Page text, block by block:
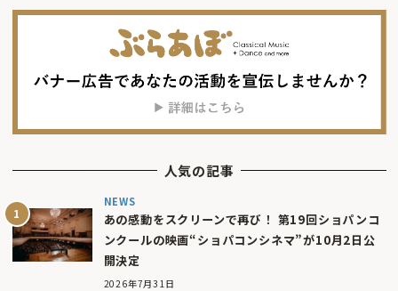
人気の記事
NEWS
あの感動をスクリーンで再び！ 第19回ショパンコ
ンクールの映画“ショパコンシネマ”が10月2日公
開決定
2026年7月31日